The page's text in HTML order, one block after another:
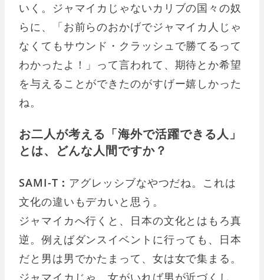
いく。ジャマイカじゃないカリブの国々の奴
らに、「お前らのおかげでジャマイカ人じゃ
なくてもサウンド・クラッシュで勝てるって
わかったよ！」って言われて、期待とか希望
を与えることができたのがすげー嬉しかった
ね。
お二人が考える「海外で活躍できる人」
とは、どんな人間ですか？
SAMI-T： アグレッシブなやつだね。これは
文化の違いもデカいと思う。
ジャマイカへ行くと、日本の文化とはもろ真
逆。例えばダンスイベントに行っても、日本
だと男は男でかたまって、女は女で集まる。
ジャマイカじゃ、女がいれば男が近づくし、